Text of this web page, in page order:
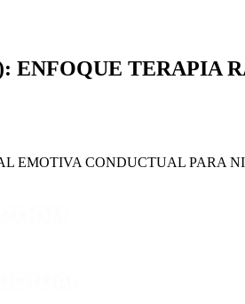
ENFOQUE TERAPIA
EMOTIVA CONDUCTUAL PARA